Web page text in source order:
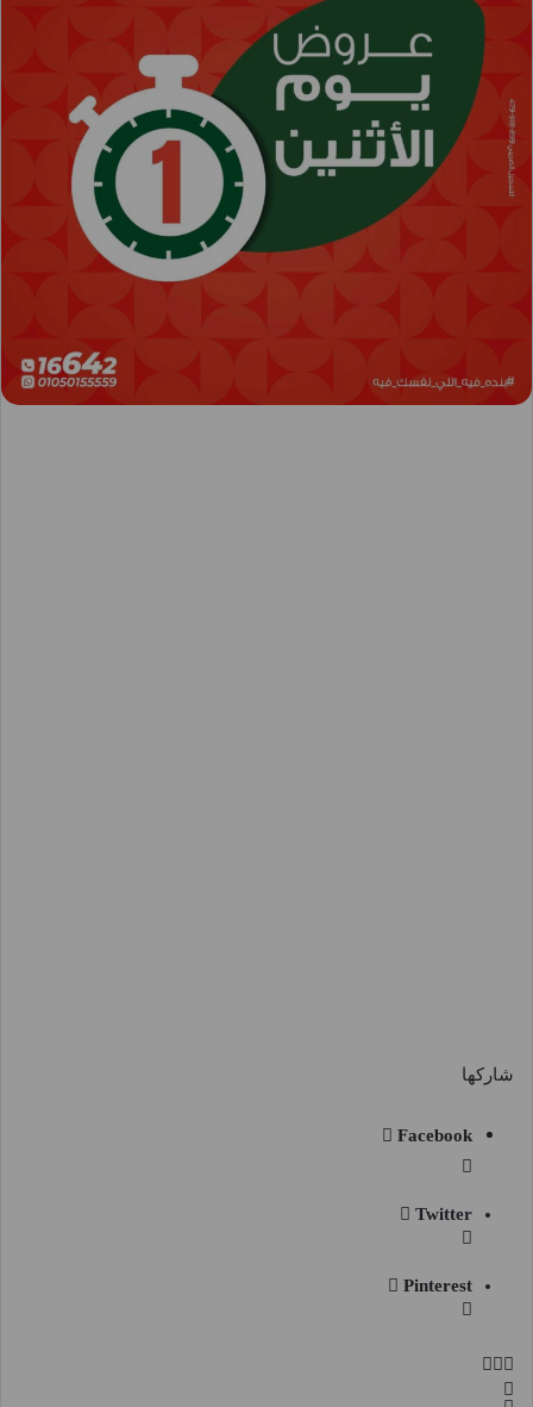
شاركها
Facebook
Twitter
Pinterest